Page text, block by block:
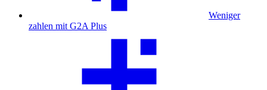
Weniger
zahlen mit G2A Plus